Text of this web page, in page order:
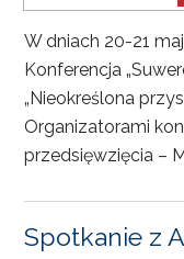
W dniach 20-21
Konferencja
„Nieokreślona
Organizatorami
przedsięwzięcia –
Spotkanie z